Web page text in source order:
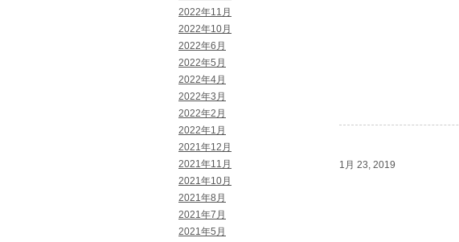
2022年11月
2022年10月
2022年6月
2022年5月
2022年4月
2022年3月
2022年2月
2022年1月
2021年12月
2021年11月
2021年10月
2021年8月
2021年7月
2021年5月
1月 23, 2019